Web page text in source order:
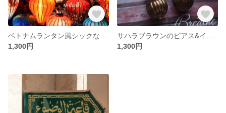
1,300円
1,300円